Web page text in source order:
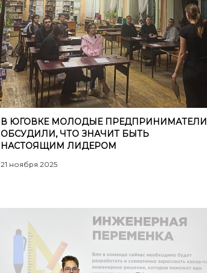
В ЮГОВКЕ МОЛОДЫЕ ПРЕДПРИНИМАТЕЛИ
ОБСУДИЛИ, ЧТО ЗНАЧИТ БЫТЬ
НАСТОЯЩИМ ЛИДЕРОМ
21 ноября 2025